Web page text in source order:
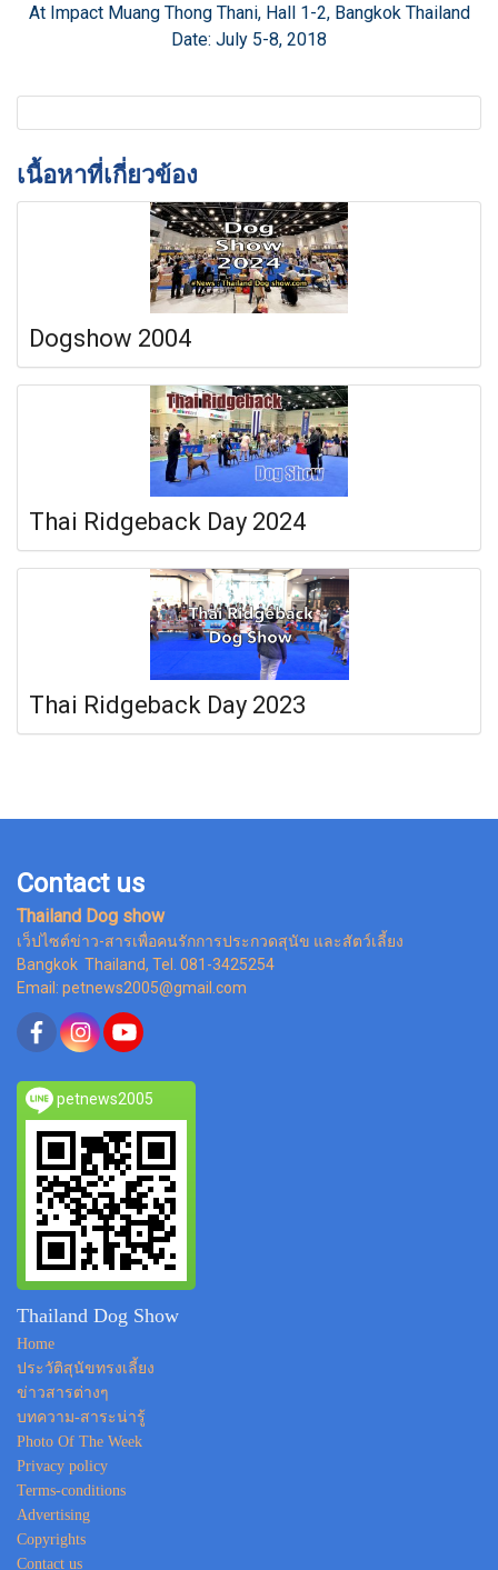
At Impact Muang Thong Thani, Hall 1-2, Bangkok Thailand
Date: July 5-8, 2018
เนื้อหาที่เกี่ยวข้อง
Dogshow 2004
Thai Ridgeback Day 2024
Thai Ridgeback Day 2023
Contact us
Thailand Dog show
เว็ปไซต์ข่าว-สารเพื่อคนรักการประกวดสุนัข และสัตว์เลี้ยง
Bangkok Thailand, Tel. 081-3425254
Email: petnews2005@gmail.com
petnews2005
Thailand Dog Show
Home
ประวัติสุนัขทรงเลี้ยง
ข่าวสารต่างๆ
บทความ-สาระน่ารู้
Photo Of The Week
Privacy policy
Terms-conditions
Advertising
Copyrights
Contact us